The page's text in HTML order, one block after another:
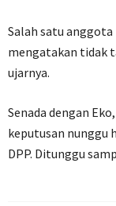
Salah satu anggota
mengatakan tidak
ujarnya.
Senada dengan
keputusan nunggu
DPP. Ditunggu